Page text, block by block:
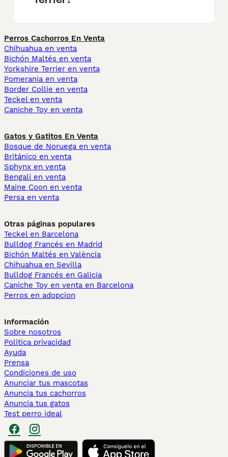
Perros Cachorros En Venta
Chihuahua en venta
Bichón Maltés en venta
Yorkshire Terrier en venta
Pomerania en venta
Border Collie en venta
Teckel en venta
Caniche Toy en venta
Gatos y Gatitos En Venta
Bosque de Noruega en venta
Británico en venta
Sphynx en venta
Bengalí en venta
Maine Coon en venta
Persa en venta
Otras páginas populares
Teckel en Barcelona
Bulldog Francés en Madrid
Bichón Maltés en València
Chihuahua en Sevilla
Bulldog Francés en Galicia
Caniche Toy en venta en Barcelona
Perros en adopcion
Información
Sobre nosotros
Politica privacidad
Ayuda
Prensa
Condiciones de uso
Anunciar tus mascotas
Anuncia tus cachorros
Anuncia tus gatos
Test perro ideal